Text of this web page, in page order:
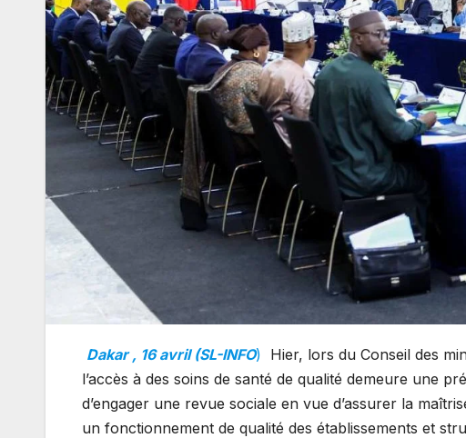
Dakar , 16 avril (SL-INFO) Hier, lors du Conseil des
l’accès à des soins de santé de qualité demeure une
d’engager une revue sociale en vue d’assurer la
un fonctionnement de qualité des établissements et